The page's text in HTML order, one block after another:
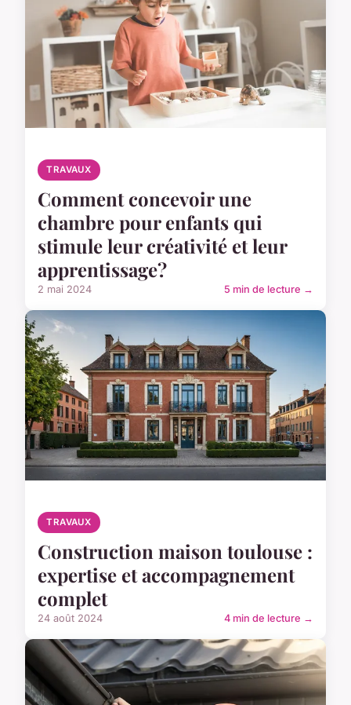
TRAVAUX
Comment concevoir une
chambre pour enfants qui
stimule leur créativité et leur
apprentissage?
2 mai 2024 5 min de lecture →
TRAVAUX
Construction maison toulouse :
expertise et accompagnement
complet
24 août 2024 4 min de lecture →